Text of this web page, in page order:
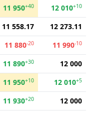
11 950+40 12 010+10
11 558.17
12 273.11
11 880-20 11 990-10
11 890+30
12 000
11 950+10 12 010+5
11 930+20
12 000